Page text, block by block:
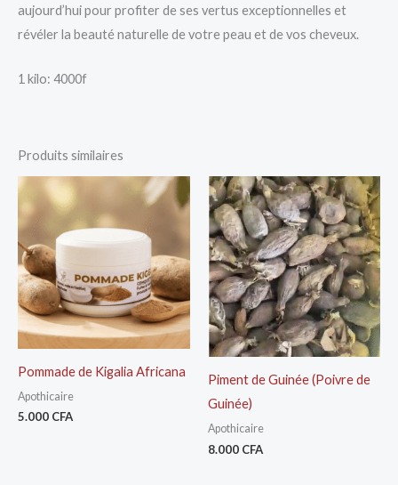
aujourd’hui pour profiter de ses vertus exceptionnelles et
révéler la beauté naturelle de votre peau et de vos cheveux.
1 kilo: 4000f
Produits similaires
Pommade de Kigalia Africana
Apothicaire
5.000 CFA
Piment de Guinée (Poivre de
Guinée)
Apothicaire
8.000 CFA